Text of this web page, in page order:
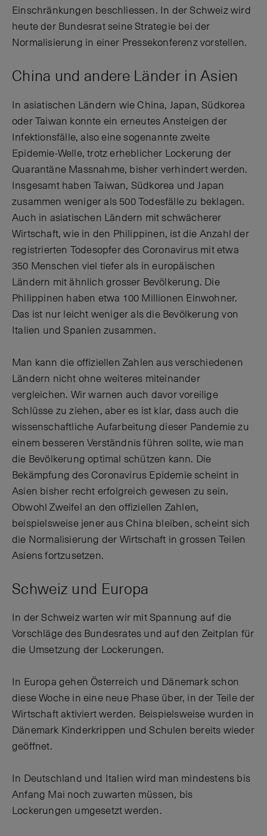
Einschränkungen beschliessen. In der Schweiz wird
heute der Bundesrat seine Strategie bei der
Normalisierung in einer Pressekonferenz vorstellen.
China und andere Länder in Asien
In asiatischen Ländern wie China, Japan, Südkorea
oder Taiwan konnte ein erneutes Ansteigen der
Infektionsfälle, also eine sogenannte zweite
Epidemie-Welle, trotz erheblicher Lockerung der
Quarantäne Massnahme, bisher verhindert werden.
Insgesamt haben Taiwan, Südkorea und Japan
zusammen weniger als 500 Todesfälle zu beklagen.
Auch in asiatischen Ländern mit schwächerer
Wirtschaft, wie in den Philippinen, ist die Anzahl der
registrierten Todesopfer des Coronavirus mit etwa
350 Menschen viel tiefer als in europäischen
Ländern mit ähnlich grosser Bevölkerung. Die
Philippinen haben etwa 100 Millionen Einwohner.
Das ist nur leicht weniger als die Bevölkerung von
Italien und Spanien zusammen.
Man kann die offiziellen Zahlen aus verschiedenen
Ländern nicht ohne weiteres miteinander
vergleichen. Wir warnen auch davor voreilige
Schlüsse zu ziehen, aber es ist klar, dass auch die
wissenschaftliche Aufarbeitung dieser Pandemie zu
einem besseren Verständnis führen sollte, wie man
die Bevölkerung optimal schützen kann. Die
Bekämpfung des Coronavirus Epidemie scheint in
Asien bisher recht erfolgreich gewesen zu sein.
Obwohl Zweifel an den offiziellen Zahlen,
beispielsweise jener aus China bleiben, scheint sich
die Normalisierung der Wirtschaft in grossen Teilen
Asiens fortzusetzen.
Schweiz und Europa
In der Schweiz warten wir mit Spannung auf die
Vorschläge des Bundesrates und auf den Zeitplan für
die Umsetzung der Lockerungen.
In Europa gehen Österreich und Dänemark schon
diese Woche in eine neue Phase über, in der Teile der
Wirtschaft aktiviert werden. Beispielsweise wurden in
Dänemark Kinderkrippen und Schulen bereits wieder
geöffnet.
In Deutschland und Italien wird man mindestens bis
Anfang Mai noch zuwarten müssen, bis
Lockerungen umgesetzt werden.